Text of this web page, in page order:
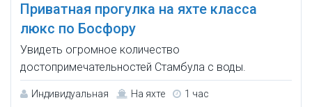
Приватная прогулка на яхте класса
люкс по Босфору
Увидеть огромное количество
достопримечательностей Стамбула с воды.
Индивидуальная На яхте 1 час